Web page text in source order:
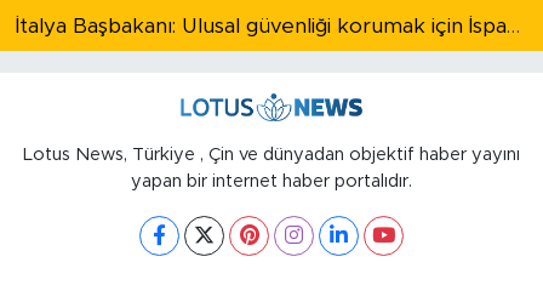
İtalya Başbakanı: Ulusal güvenliği korumak için İspanya ile Schengen kapsamındaki serbest dolaşımı askıya alıyoruz
Lotus News, Türkiye , Çin ve dünyadan objektif haber yayını
yapan bir internet haber portalıdır.